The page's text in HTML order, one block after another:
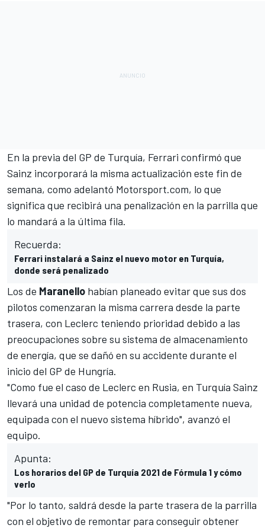
En la previa del GP de Turquía, Ferrari confirmó que
Sainz incorporará la misma actualización este fin de
semana, como adelantó Motorsport.com, lo que
significa que recibirá una penalización en la parrilla que
lo mandará a la última fila.
Recuerda:
Ferrari instalará a Sainz el nuevo motor en Turquía,
donde será penalizado
Los de Maranello habían planeado evitar que sus dos
pilotos comenzaran la misma carrera desde la parte
trasera, con Leclerc teniendo prioridad debido a las
preocupaciones sobre su sistema de almacenamiento
de energía, que se dañó en su accidente durante el
inicio del GP de Hungría.
"Como fue el caso de Leclerc en Rusia, en Turquía Sainz
llevará una unidad de potencia completamente nueva,
equipada con el nuevo sistema híbrido", avanzó el
equipo.
Apunta:
Los horarios del GP de Turquía 2021 de Fórmula 1 y cómo
verlo
"Por lo tanto, saldrá desde la parte trasera de la parrilla
con el objetivo de remontar para conseguir obtener